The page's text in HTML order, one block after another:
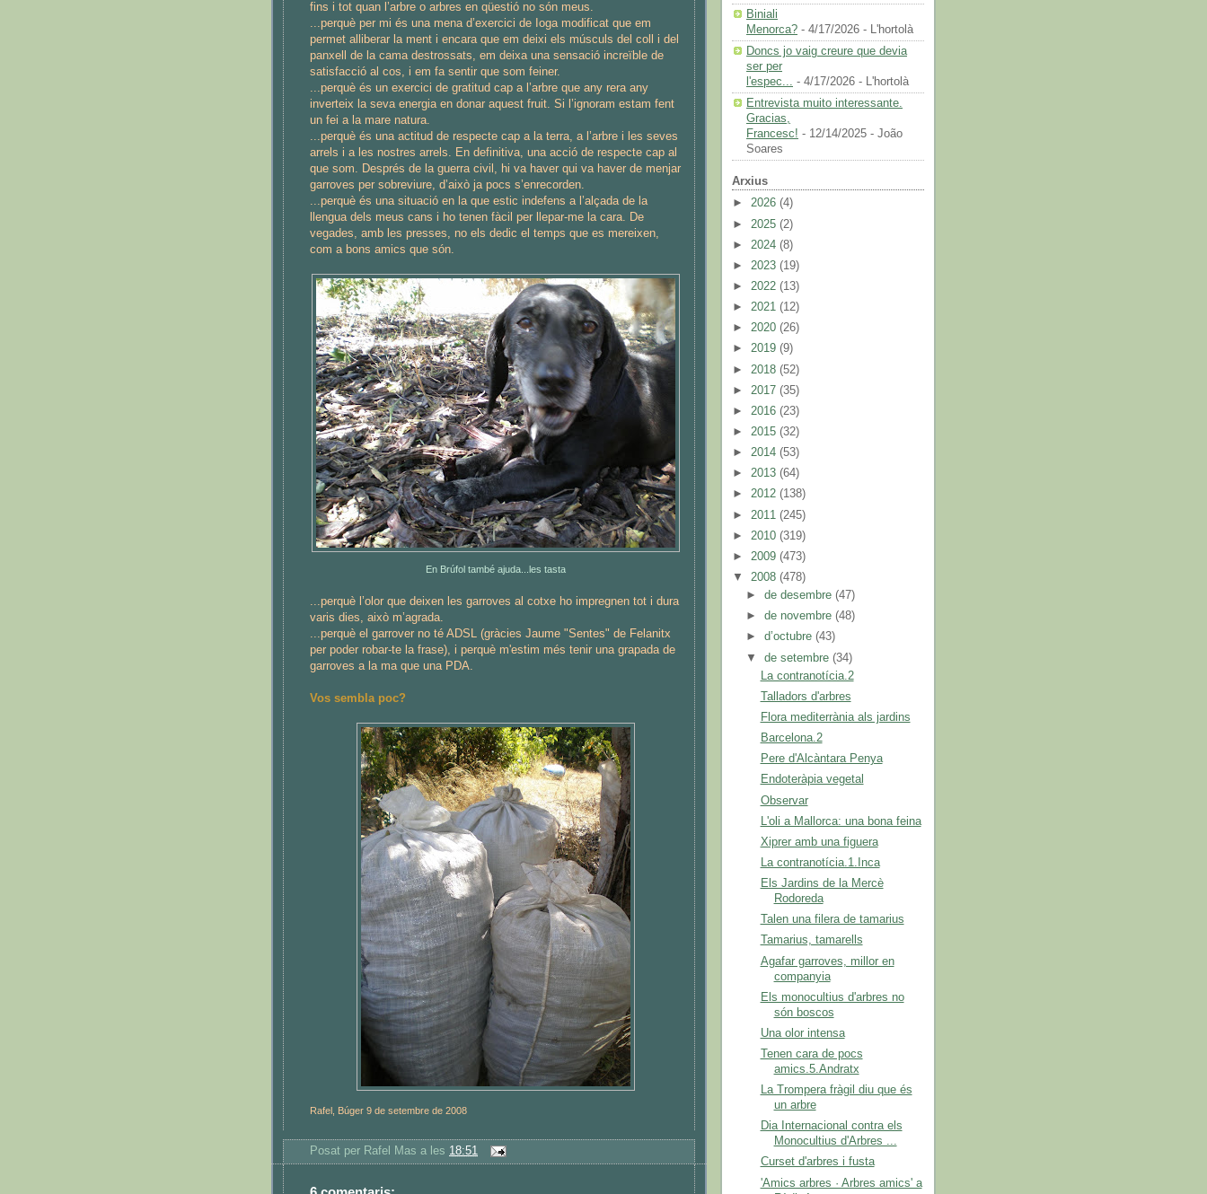
fins i tot quan l’arbre o arbres en qüestió no són meus.
...perquè per mi és una mena d’exercici de Ioga modificat que em
permet alliberar la ment i encara que em deixi els músculs del coll i del
panxell de la cama destrossats, em deixa una sensació increïble de
satisfacció al cos, i em fa sentir que som feiner.
...perquè és un exercici de gratitud cap a l’arbre que any rera any
inverteix la seva energia en donar aquest fruit. Si l’ignoram estam fent
un fei a la mare natura.
...perquè és una actitud de respecte cap a la terra, a l’arbre i les seves
arrels i a les nostres arrels. En definitiva, una acció de respecte cap al
que som. Després de la guerra civil, hi va haver qui va haver de menjar
garroves per sobreviure, d’això ja pocs s’enrecorden.
...perquè és una situació en la que estic indefens a l’alçada de la
llengua dels meus cans i ho tenen fàcil per llepar-me la cara. De
vegades, amb les presses, no els dedic el temps que es mereixen,
com a bons amics que són.
En Brúfol també ajuda...les tasta
...perquè l’olor que deixen les garroves al cotxe ho impregnen tot i dura
varis dies, això m’agrada.
...perquè el garrover no té ADSL (gràcies Jaume "Sentes" de Felanitx
per poder robar-te la frase), i perquè m'estim més tenir una grapada de
garroves a la ma que una PDA.
Vos sembla poc?
Rafel, Búger 9 de setembre de 2008
Posat per Rafel Mas a les 18:51
Biniali
Menorca? - 4/17/2026 - L'hortolà
Doncs jo vaig creure que devia
ser per
l'espec... - 4/17/2026 - L'hortolà
Entrevista muito interessante.
Gracias,
Francesc! - 12/14/2025 - João
Soares
Arxius
► 2026 (4)
► 2025 (2)
► 2024 (8)
► 2023 (19)
► 2022 (13)
► 2021 (12)
► 2020 (26)
► 2019 (9)
► 2018 (52)
► 2017 (35)
► 2016 (23)
► 2015 (32)
► 2014 (53)
► 2013 (64)
► 2012 (138)
► 2011 (245)
► 2010 (319)
► 2009 (473)
▼ 2008 (478)
►de desembre(47)
►de novembre(48)
►d’octubre(43)
▼de setembre(34)
La contranotícia.2
Talladors d'arbres
Flora mediterrània als jardins
Barcelona.2
Pere d'Alcàntara Penya
Endoteràpia vegetal
Observar
L'oli a Mallorca: una bona feina
Xiprer amb una figuera
La contranotícia.1.Inca
Els Jardins de la Mercè
Rodoreda
Talen una filera de tamarius
Tamarius, tamarells
Agafar garroves, millor en
companyia
Els monocultius d'arbres no
són boscos
Una olor intensa
Tenen cara de pocs
amics.5.Andratx
La Trompera fràgil diu que és
un arbre
Dia Internacional contra els
Monocultius d'Arbres ...
Curset d'arbres i fusta
'Amics arbres · Arbres amics' a